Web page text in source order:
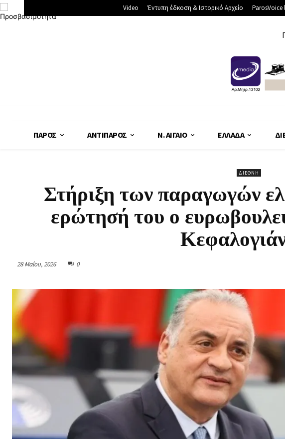
Video Έντυπη έδκοση & Ιστορικό Αρχείο ParosVoice
ΠΆΡΟΣ ΑΝΤΊΠΑΡΟΣ Ν. ΑΙΓΑΊΟ ΕΛΛΆΔΑ
ΔΙΕΘΝΉ
Στήριξη των παραγωγών
ερώτησή του ο
28 Μαΐου, 2026 0